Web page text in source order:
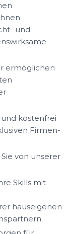
und
ermöglichen
kostenfrei
Firmen-
von unserer
Skills mit
hauseigenen